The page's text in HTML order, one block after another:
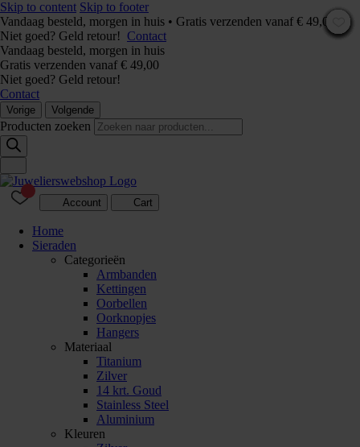
Skip to content Skip to footer
Vandaag besteld, morgen in huis • Gratis verzenden vanaf € 49,00 –
Niet goed? Geld retour! Contact
Vandaag besteld, morgen in huis
Gratis verzenden vanaf € 49,00
Niet goed? Geld retour!
Contact
Vorige Volgende
Producten zoeken
Account Cart
Home
Sieraden
Categorieën
Armbanden
Kettingen
Oorbellen
Oorknopjes
Hangers
Materiaal
Titanium
Zilver
14 krt. Goud
Stainless Steel
Aluminium
Kleuren